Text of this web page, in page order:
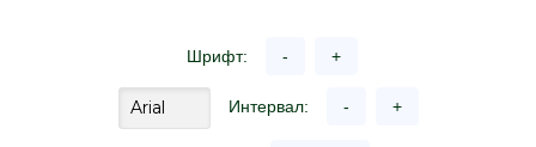
Шрифт: - +
Интервал: - +